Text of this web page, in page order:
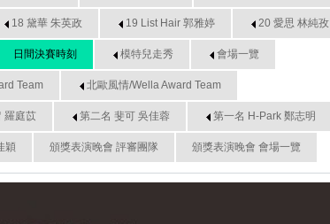
18 黛華 朱英政 19 List Hair 郭雅婷 20 愛思 林純孜
日間決賽時刻 模特兒走秀 會場一覽
Team 北歐風情/Wella Award Team
羅庭苡 第二名 斐可 吳佳蓉 第一名 H-Park 鄭志明
穎 頒獎表演晚會 評審團隊 頒獎表演晚會 會場一覽